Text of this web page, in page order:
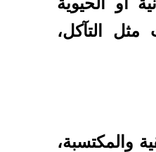
التآكل،
والمكتسبة،